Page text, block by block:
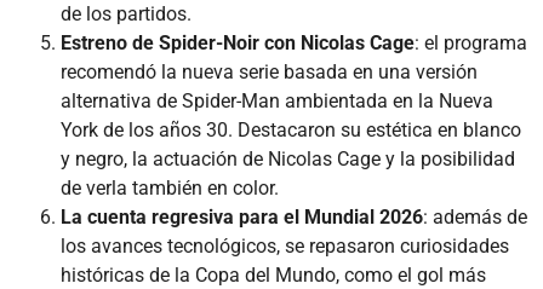
de los partidos.
Estreno de Spider-Noir con Nicolas Cage: el programa
recomendó la nueva serie basada en una versión
alternativa de Spider-Man ambientada en la Nueva
York de los años 30. Destacaron su estética en blanco
y negro, la actuación de Nicolas Cage y la posibilidad
de verla también en color.
La cuenta regresiva para el Mundial 2026: además de
los avances tecnológicos, se repasaron curiosidades
históricas de la Copa del Mundo, como el gol más